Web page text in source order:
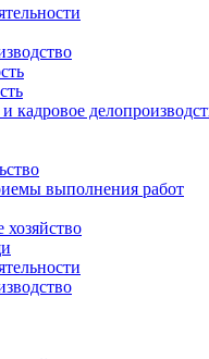
кадровое
выполнения работ